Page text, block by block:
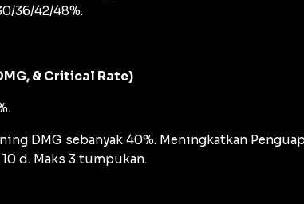
36/42/48%.
& Critical Rate)
DMG sebanyak 40%. Meningkatkan
d. Maks 3 tumpukan.